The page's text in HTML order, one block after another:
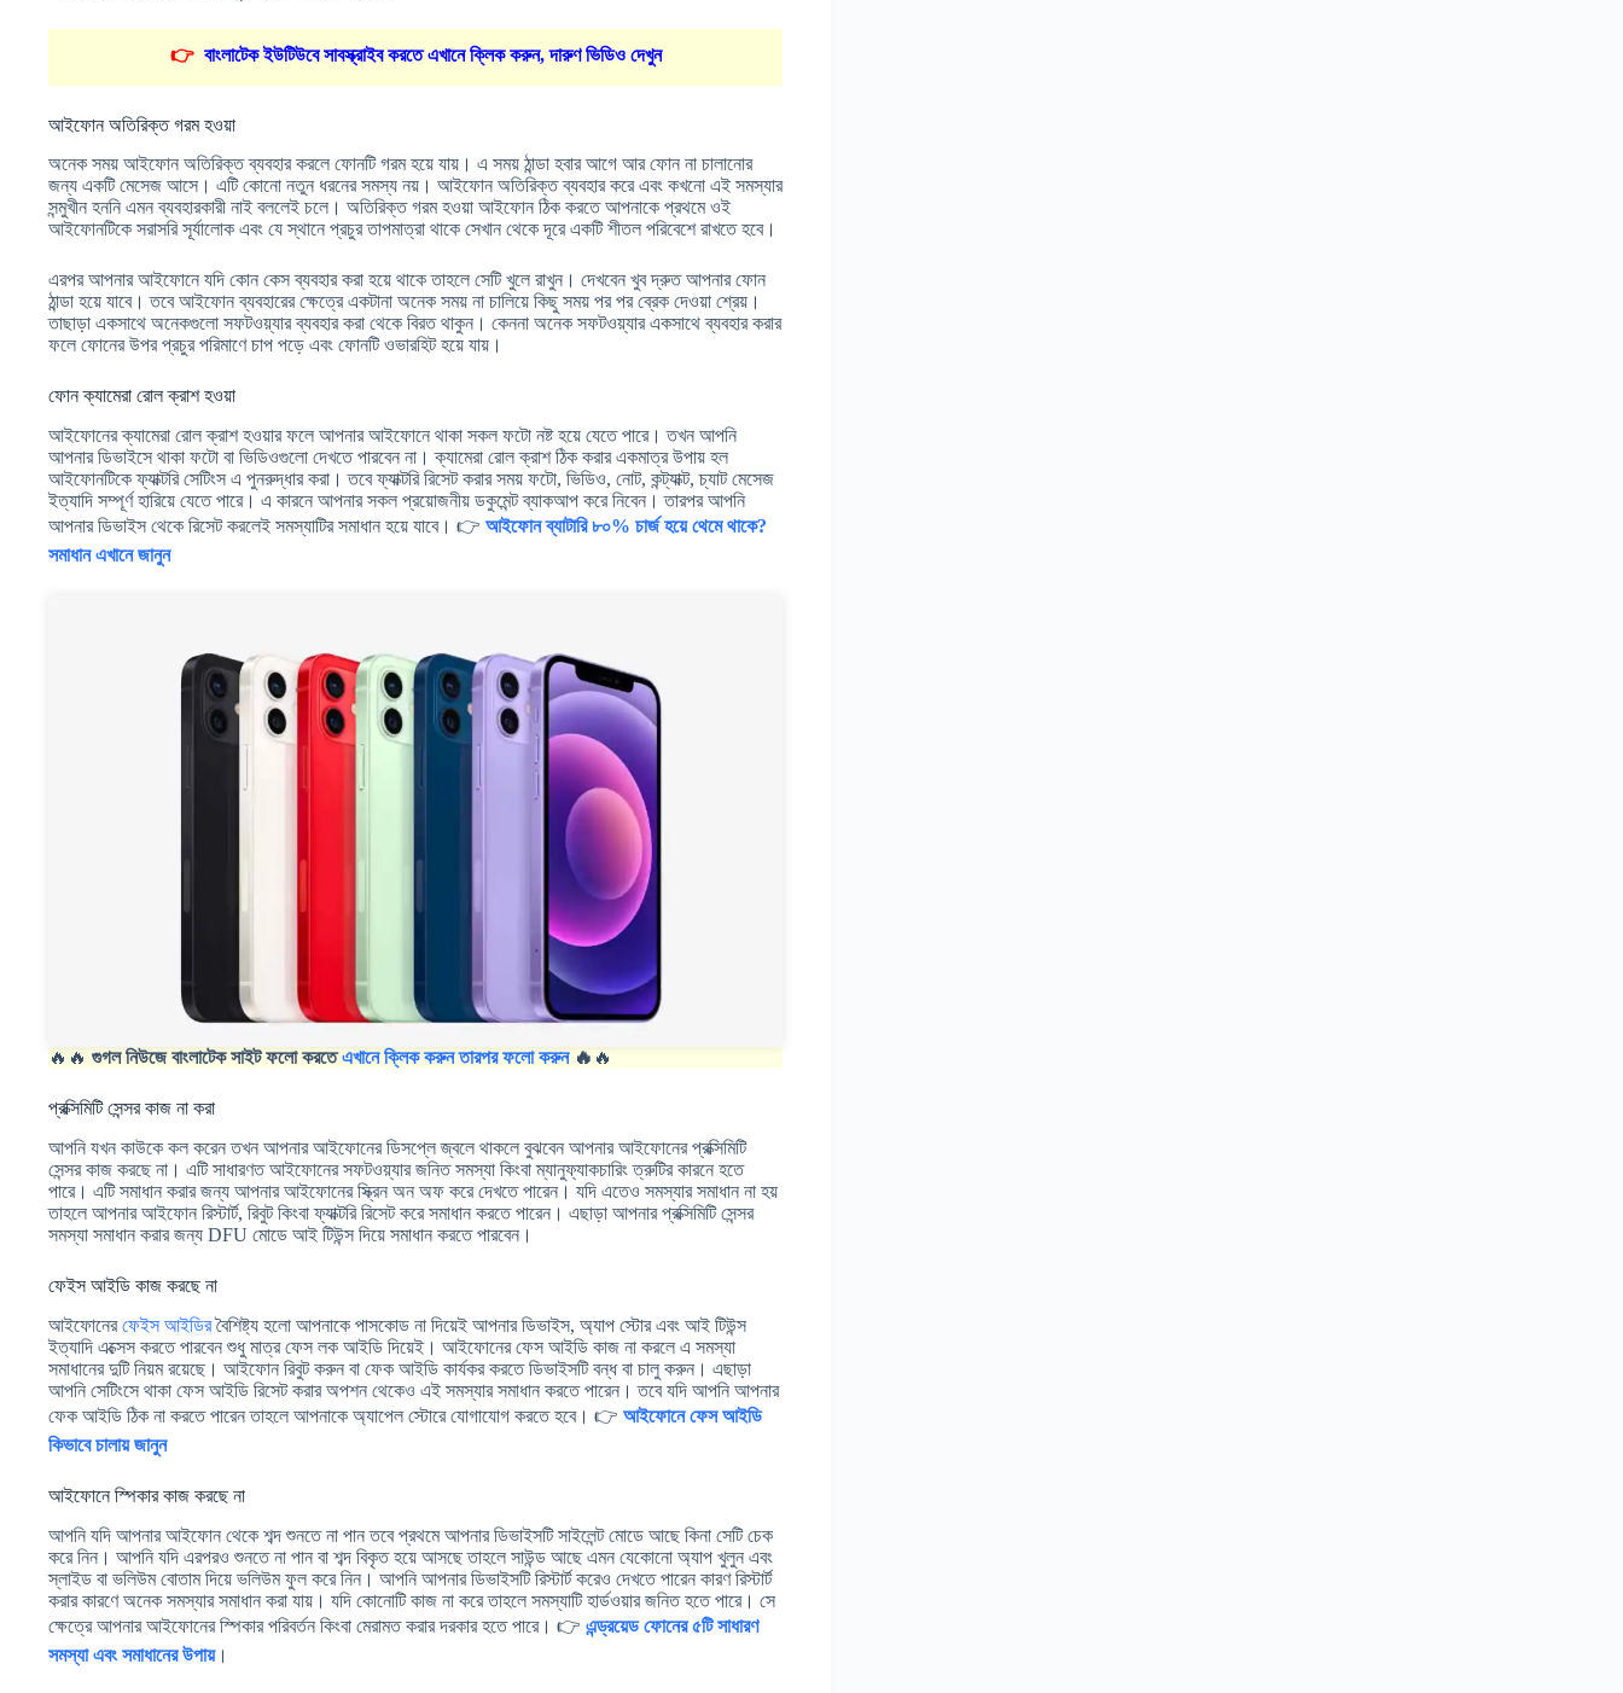
👉 বাংলাটেক ইউটিউবে সাবস্ক্রাইব করতে এখানে ক্লিক করুন, দারুণ ভিডিও দেখুন
আইফোন অতিরিক্ত গরম হওয়া
অনেক সময় আইফোন অতিরিক্ত ব্যবহার করলে ফোনটি গরম হয়ে যায়। এ সময় ঠান্ডা হবার আগে আর ফোন না চালানোর
জন্য একটি মেসেজ আসে। এটি কোনো নতুন ধরনের সমস্য নয়। আইফোন অতিরিক্ত ব্যবহার করে এবং কখনো এই সমস্যার
সন্মুখীন হননি এমন ব্যবহারকারী নাই বললেই চলে। অতিরিক্ত গরম হওয়া আইফোন ঠিক করতে আপনাকে প্রথমে ওই
আইফোনটিকে সরাসরি সূর্যালোক এবং যে স্থানে প্রচুর তাপমাত্রা থাকে সেখান থেকে দূরে একটি শীতল পরিবেশে রাখতে হবে।
এরপর আপনার আইফোনে যদি কোন কেস ব্যবহার করা হয়ে থাকে তাহলে সেটি খুলে রাখুন। দেখবেন খুব দ্রুত আপনার ফোন
ঠান্ডা হয়ে যাবে। তবে আইফোন ব্যবহারের ক্ষেত্রে একটানা অনেক সময় না চালিয়ে কিছু সময় পর পর ব্রেক দেওয়া শ্রেয়।
তাছাড়া একসাথে অনেকগুলো সফটওয়্যার ব্যবহার করা থেকে বিরত থাকুন। কেননা অনেক সফটওয়্যার একসাথে ব্যবহার করার
ফলে ফোনের উপর প্রচুর পরিমাণে চাপ পড়ে এবং ফোনটি ওভারহিট হয়ে যায়।
ফোন ক্যামেরা রোল ক্রাশ হওয়া
আইফোনের ক্যামেরা রোল ক্রাশ হওয়ার ফলে আপনার আইফোনে থাকা সকল ফটো নষ্ট হয়ে যেতে পারে। তখন আপনি
আপনার ডিভাইসে থাকা ফটো বা ভিডিওগুলো দেখতে পারবেন না। ক্যামেরা রোল ক্রাশ ঠিক করার একমাত্র উপায় হল
আইফোনটিকে ফ্যাক্টরি সেটিংস এ পুনরুদ্ধার করা। তবে ফ্যাক্টরি রিসেট করার সময় ফটো, ভিডিও, নোট, কন্ট্যাক্ট, চ্যাট মেসেজ
ইত্যাদি সম্পূর্ণ হারিয়ে যেতে পারে। এ কারনে আপনার সকল প্রয়োজনীয় ডকুমেন্ট ব্যাকআপ করে নিবেন। তারপর আপনি
আপনার ডিভাইস থেকে রিসেট করলেই সমস্যাটির সমাধান হয়ে যাবে। 👉 আইফোন ব্যাটারি ৮০% চার্জ হয়ে থেমে থাকে?
সমাধান এখানে জানুন
🔥🔥 গুগল নিউজে বাংলাটেক সাইট ফলো করতেএখানে ক্লিক করুন তারপর ফলো করুন🔥 🔥
প্রক্সিমিটি সেন্সর কাজ না করা
আপনি যখন কাউকে কল করেন তখন আপনার আইফোনের ডিসপ্লে জ্বলে থাকলে বুঝবেন আপনার আইফোনের প্রক্সিমিটি
সেন্সর কাজ করছে না। এটি সাধারণত আইফোনের সফটওয়্যার জনিত সমস্যা কিংবা ম্যানুফ্যাকচারিং ত্রুটির কারনে হতে
পারে। এটি সমাধান করার জন্য আপনার আইফোনের স্ক্রিন অন অফ করে দেখতে পারেন। যদি এতেও সমস্যার সমাধান না হয়
তাহলে আপনার আইফোন রিস্টার্ট, রিবুট কিংবা ফ্যাক্টরি রিসেট করে সমাধান করতে পারেন। এছাড়া আপনার প্রক্সিমিটি সেন্সর
সমস্যা সমাধান করার জন্য DFU মোডে আই টিউন্স দিয়ে সমাধান করতে পারবেন।
ফেইস আইডি কাজ করছে না
আইফোনেরফেইস আইডিরবৈশিষ্ট্য হলো আপনাকে পাসকোড না দিয়েই আপনার ডিভাইস, অ্যাপ স্টোর এবং আই টিউন্স
ইত্যাদি এক্সেস করতে পারবেন শুধু মাত্র ফেস লক আইডি দিয়েই। আইফোনের ফেস আইডি কাজ না করলে এ সমস্যা
সমাধানের দুটি নিয়ম রয়েছে। আইফোন রিবুট করুন বা ফেক আইডি কার্যকর করতে ডিভাইসটি বন্ধ বা চালু করুন। এছাড়া
আপনি সেটিংসে থাকা ফেস আইডি রিসেট করার অপশন থেকেও এই সমস্যার সমাধান করতে পারেন। তবে যদি আপনি আপনার
ফেক আইডি ঠিক না করতে পারেন তাহলে আপনাকে অ্যাপেল স্টোরে যোগাযোগ করতে হবে। 👉 আইফোনে ফেস আইডি
কিভাবে চালায় জানুন
আইফোনে স্পিকার কাজ করছে না
আপনি যদি আপনার আইফোন থেকে শব্দ শুনতে না পান তবে প্রথমে আপনার ডিভাইসটি সাইলেন্ট মোডে আছে কিনা সেটি চেক
করে নিন। আপনি যদি এরপরও শুনতে না পান বা শব্দ বিকৃত হয়ে আসছে তাহলে সাউন্ড আছে এমন যেকোনো অ্যাপ খুলুন এবং
স্লাইড বা ভলিউম বোতাম দিয়ে ভলিউম ফুল করে নিন। আপনি আপনার ডিভাইসটি রিস্টার্ট করেও দেখতে পারেন কারণ রিস্টার্ট
করার কারণে অনেক সমস্যার সমাধান করা যায়। যদি কোনোটি কাজ না করে তাহলে সমস্যাটি হার্ডওয়ার জনিত হতে পারে। সে
ক্ষেত্রে আপনার আইফোনের স্পিকার পরিবর্তন কিংবা মেরামত করার দরকার হতে পারে। 👉 এন্ড্রয়েড ফোনের ৫টি সাধারণ
সমস্যা এবং সমাধানের উপায়।